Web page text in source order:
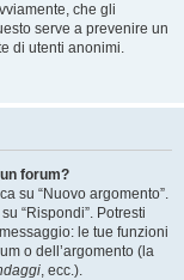
che gli
serve a prevenire un
di utenti anonimi.
forum?
su “Nuovo argomento”.
“Rispondi”. Potresti
le tue funzioni
o dell’argomento (la
, ecc.).